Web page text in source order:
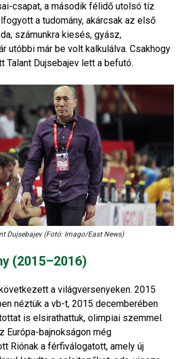
csapat, a második félidő utolsó tíz
a tudomány, akárcsak az első
számunkra kiesés, gyász,
utóbbi már be volt kalkulálva. Csakhogy
Talant Dujsebajev lett a befutó.
Dujsebajev (Fotó: Imago/East News)
(2015–2016)
a világversenyeken. 2015
néztük a vb-t, 2015 decemberében
is elsirathattuk, olimpiai szemmel.
Európa-bajnokságon még
Riónak a férfiválogatott, amely új